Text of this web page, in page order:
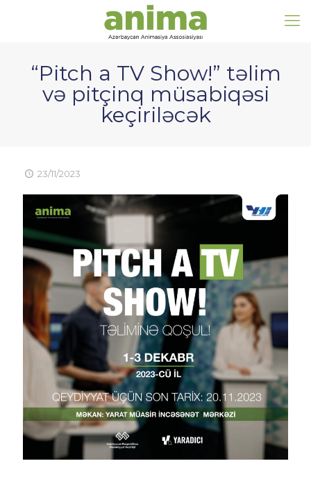
“Pitch a TV Show!” təlim
və pitçinq müsabiqəsi
keçiriləcək
23/11/2023